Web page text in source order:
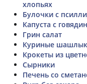
хлопьях
Булочки с
Капуста с
Грин салат
Куриные
Крокеты из
Сырники
Печень со